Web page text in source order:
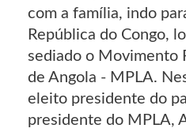
com a família, indo
República do Congo,
sediado o Movimento
de Angola - MPLA.
eleito presidente do
presidente do MPLA,